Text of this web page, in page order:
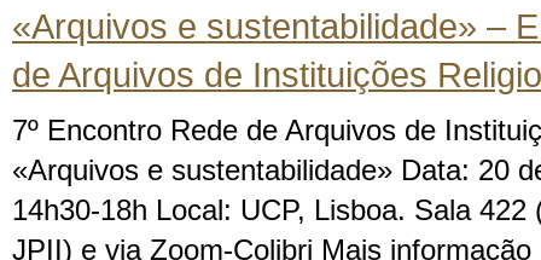
«Arquivos e sustentabilidade» –
de Arquivos de Instituições
7º Encontro Rede de Arquivos de
«Arquivos e sustentabilidade» Data: 20
14h30-18h Local: UCP, Lisboa. Sala
JPII) e via Zoom-Colibri Mais informação